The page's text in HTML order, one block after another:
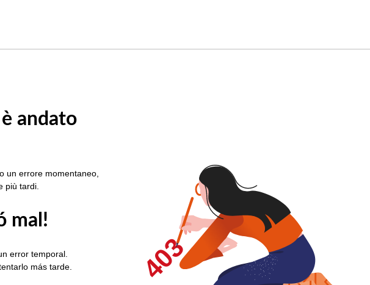
andato
un errore momentaneo,
più tardi.
mal!
error temporal.
más tarde.
403